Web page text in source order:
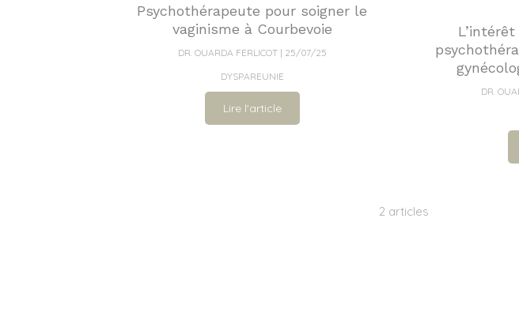
Psychothérapeute pour soigner le
vaginisme à Courbevoie
DR. OUARDA FERLICOT
25/07/25
DYSPAREUNIE
Lire l'article
DR.
2 articles